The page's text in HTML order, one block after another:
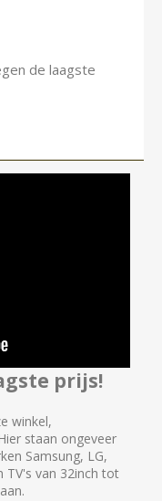
de laagste
prijs!
winkel,
staan ongeveer
Samsung, LG,
TV's van 32inch tot